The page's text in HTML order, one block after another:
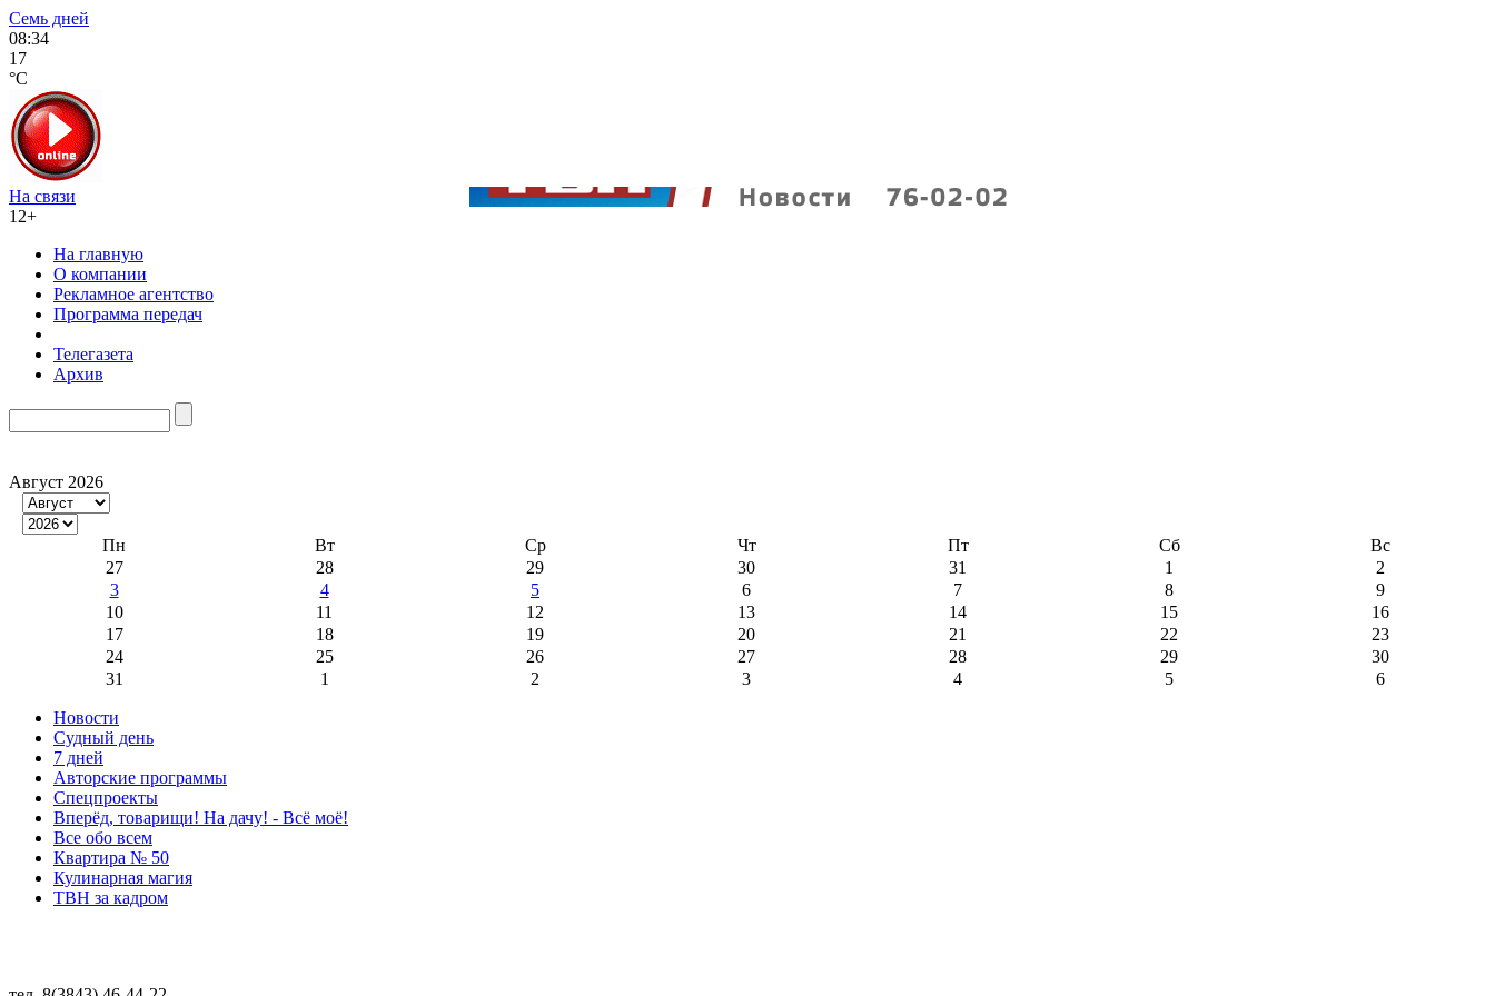
Семь дней
08:34
17
°C
На связи
12+
На главную
О компании
Рекламное агентство
Программа передач
Телегазета
Архив
Август 2026
Пн Вт Ср Чт Пт Сб
Вс
27
28 29 30 31 1
2
3
4 5 6 7 8
9
10
11 12 13 14 15
16
17
18 19 20 21 22
23
24
25 26 27 28 29
30
31
1 2 3 4 5 6
Новости
Судный день
7 дней
Авторские программы
Спецпроекты
Вперёд, товарищи! На дачу! - Всё моё!
Все обо всем
Квартира № 50
Кулинарная магия
ТВН за кадром